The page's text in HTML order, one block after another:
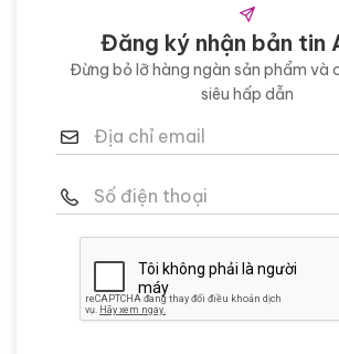
Đăng ký nhận bản tin
Đừng bỏ lỡ hàng ngàn sản phẩm và
siêu hấp dẫn